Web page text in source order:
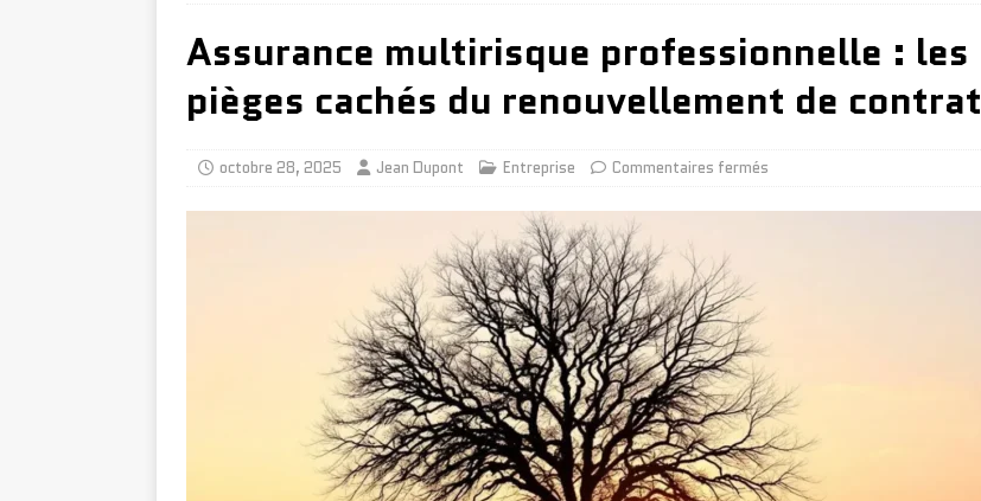
Assurance multirisque professionnelle : les
pièges cachés du renouvellement de contrat
octobre 28, 2025 Jean Dupont Entreprise Commentaires fermés